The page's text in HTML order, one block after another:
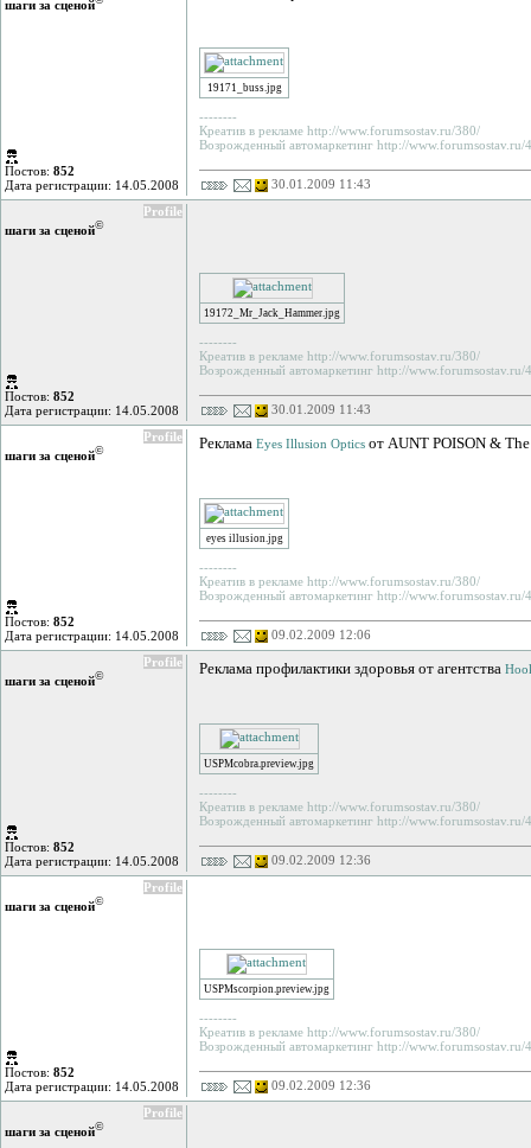
шаги за сценой
Постов: 852
Дата регистрации: 14.05.2008
19171_buss.jpg
--------
Креатив в рекламе http://www.forumsostav.ru/380/
Возрожденный автомаркетинг http://www.forumsostav.ru/
30.01.2009 11:43
Profile
шаги за сценой©
Постов: 852
Дата регистрации: 14.05.2008
19172_Mr_Jack_Hammer.jpg
--------
Креатив в рекламе http://www.forumsostav.ru/380/
Возрожденный автомаркетинг http://www.forumsostav.ru/
30.01.2009 11:43
Profile
шаги за сценой©
Постов: 852
Дата регистрации: 14.05.2008
Реклама Eyes Illusion Optics от AUNT POISON &
eyes illusion.jpg
--------
Креатив в рекламе http://www.forumsostav.ru/380/
Возрожденный автомаркетинг http://www.forumsostav.ru/
09.02.2009 12:06
Profile
шаги за сценой©
Постов: 852
Дата регистрации: 14.05.2008
Реклама профилактики здоровья от агентства
USPMcobra.preview.jpg
--------
Креатив в рекламе http://www.forumsostav.ru/380/
Возрожденный автомаркетинг http://www.forumsostav.ru/
09.02.2009 12:36
Profile
шаги за сценой©
Постов: 852
Дата регистрации: 14.05.2008
USPMscorpion.preview.jpg
--------
Креатив в рекламе http://www.forumsostav.ru/380/
Возрожденный автомаркетинг http://www.forumsostav.ru/
09.02.2009 12:36
Profile
шаги за сценой©